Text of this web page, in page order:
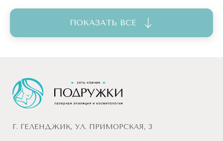
ПОКАЗАТЬ ВСЕ
Г. ГЕЛЕНДЖИК, УЛ. ПРИМОРСКАЯ, 3